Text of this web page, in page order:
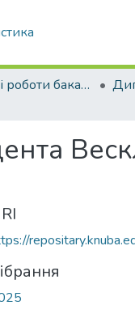
Атестаційні роботи бакалаврів